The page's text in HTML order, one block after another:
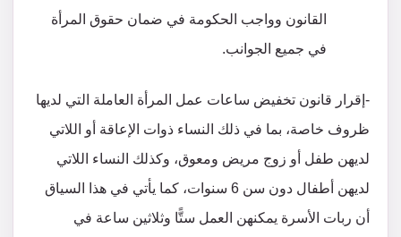
القانون وواجب الحكومة في ضمان حقوق المرأة
في جميع الجوانب.
-إقرار قانون تخفيض ساعات عمل المرأة العاملة التي لديها
ظروف خاصة، بما في ذلك النساء ذوات الإعاقة أو اللاتي
لديهن طفل أو زوج مريض ومعوق، وكذلك النساء اللاتي
لديهن أطفال دون سن 6 سنوات، كما يأتي في هذا السياق
أن ربات الأسرة يمكنهن العمل ستًّا وثلاثين ساعة في